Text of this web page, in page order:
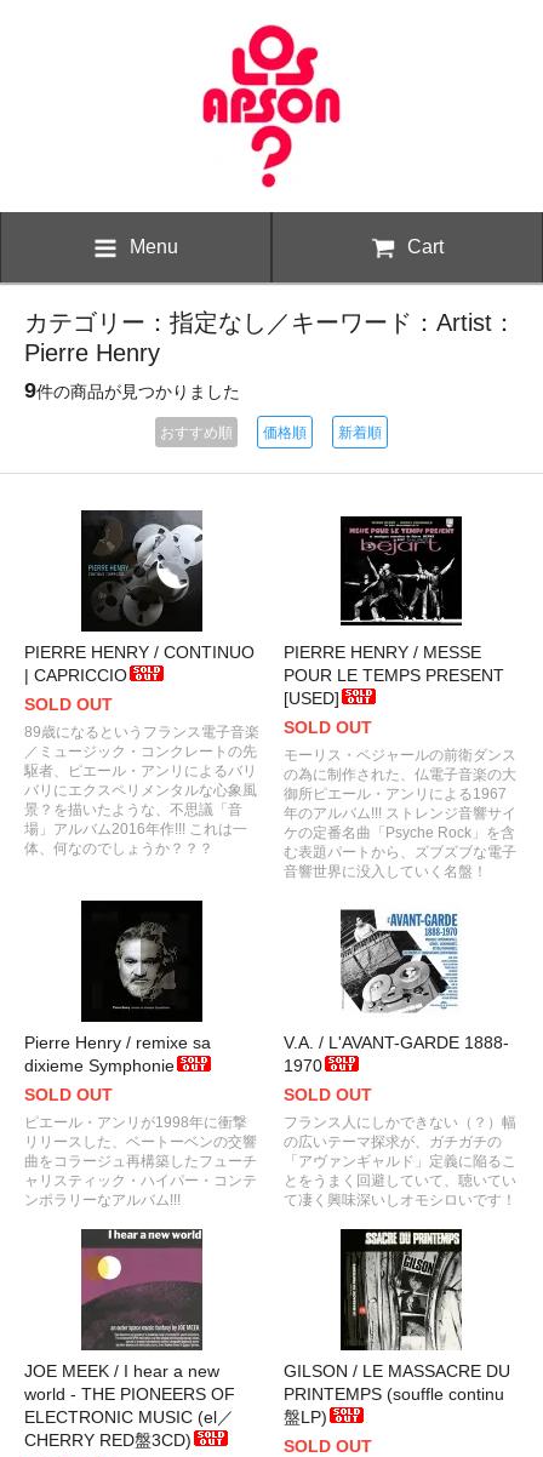
Menu Cart
カテゴリー：指定なし／キーワード：Artist：
Pierre Henry
9件の商品が見つかりました
おすすめ順 価格順 新着順
PIERRE HENRY / CONTINUO
| CAPRICCIO
SOLD OUT
89歳になるというフランス電子音楽
／ミュージック・コンクレートの先
駆者、ピエール・アンリによるバリ
バリにエクスペリメンタルな心象風
景？を描いたような、不思議「音
場」アルバム2016年作!!! これは一
体、何なのでしょうか？？？
PIERRE HENRY / MESSE
POUR LE TEMPS PRESENT
[USED]
SOLD OUT
モーリス・ベジャールの前衛ダンス
の為に制作された、仏電子音楽の大
御所ピエール・アンリによる1967
年のアルバム!!! ストレンジ音響サイ
ケの定番名曲「Psyche Rock」を含
む表題パートから、ズブズブな電子
音響世界に没入していく名盤！
Pierre Henry / remixe sa
dixieme Symphonie
SOLD OUT
ピエール・アンリが1998年に衝撃
リリースした、ベートーベンの交響
曲をコラージュ再構築したフューチ
ャリスティック・ハイパー・コンテ
ンポラリーなアルバム!!!
V.A. / L'AVANT-GARDE 1888-
1970
SOLD OUT
フランス人にしかできない（？）幅
の広いテーマ探求が、ガチガチの
「アヴァンギャルド」定義に陥るこ
とをうまく回避していて、聴いてい
て凄く興味深いしオモシロいです！
JOE MEEK / I hear a new
world - THE PIONEERS OF
ELECTRONIC MUSIC (el／
CHERRY RED盤3CD)
GILSON / LE MASSACRE DU
PRINTEMPS (souffle continu
盤LP)
SOLD OUT